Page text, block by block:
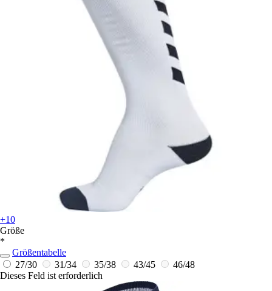
+10
Größe
*
Größentabelle
27/30
31/34 35/38 43/45
46/48
Dieses Feld ist erforderlich